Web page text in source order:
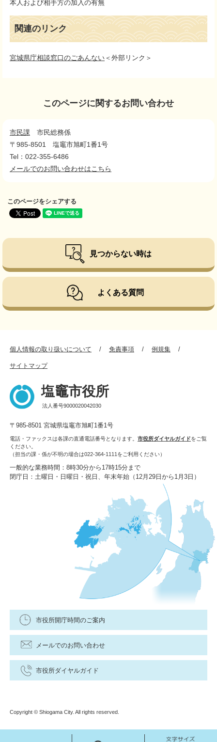
文
本人および相手方の加入の有無
関連のリンク
宮城県庁相談窓口のごあんない＜外部リンク＞
このページに関するお問い合わせ
市民課
市民総務係
〒985-8501
塩竈市旭町1番1号
Tel：022-355-6486
メールでのお問い合わせはこちら
このページをシェアする
見つからない時は
よくある質問
個人情報の取り扱いについて 免責事項 例規集
サイトマップ
塩竈市役所
法人番号9000020042030
〒985-8501 宮城県塩竈市旭町1番1号
電話・ファックスは各課の直通電話番号となります。 市役所ダイヤルガイドをご覧
ください。
（担当の課・係が不明の場合は022-364-1111をご利用ください）
一般的な業務時間：8時30分から17時15分まで
閉庁日：土曜日・日曜日・祝日、年末年始（12月29日から1月3日）
市役所開庁時間のご案内
メールでのお問い合わせ
市役所ダイヤルガイド
Copyright © Shiogama City. All rights reserved.